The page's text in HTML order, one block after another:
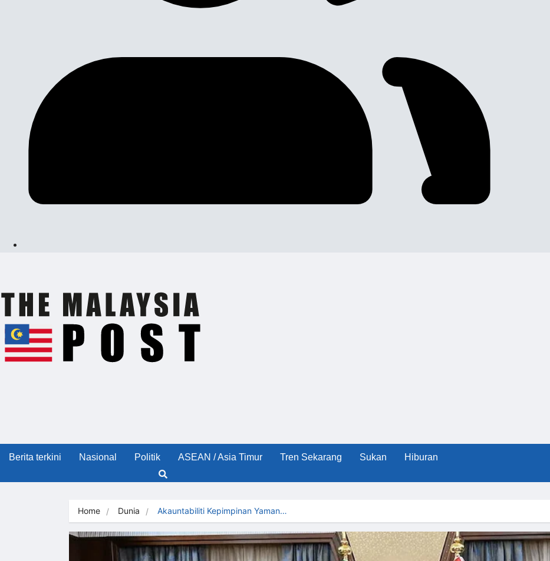
Berita terkini Nasional Politik ASEAN / Asia Timur Tren Sekarang Sukan Hiburan
Home Dunia Akauntabiliti Kepimpinan Yaman…